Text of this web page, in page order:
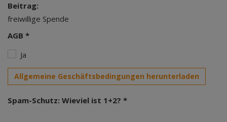
Beitrag:
freiwillige Spende
AGB *
Ja
Allgemeine Geschäftsbedingungen herunterladen
Spam-Schutz: Wieviel ist 1+2? *